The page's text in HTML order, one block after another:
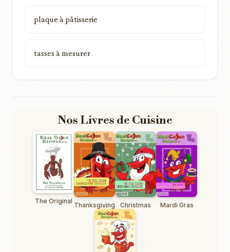
plaque à pâtisserie
tasses à mesurer
Nos Livres de Cuisine
The Original Thanksgiving Christmas Mardi Gras